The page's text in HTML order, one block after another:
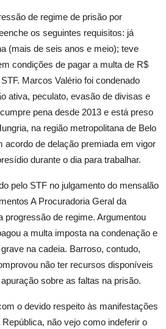
de regime de prisão por
os seguintes requisitos: já
(mais de seis anos e meio); teve
condições de pagar a multa de R$
Marcos Valério foi condenado
ativa, peculato, evasão de divisas e
pena desde 2013 e está preso
na região metropolitana de Belo
acordo de delação premiada em vigor
durante o dia para trabalhar.
pelo STF no julgamento do mensalão
A Procuradoria Geral da
progressão de regime. Argumentou
a multa imposta na condenação e
na cadeia. Barroso, contudo,
não ter recursos disponíveis
sobre as faltas na prisão.
o devido respeito às manifestações
não vejo como indeferir o